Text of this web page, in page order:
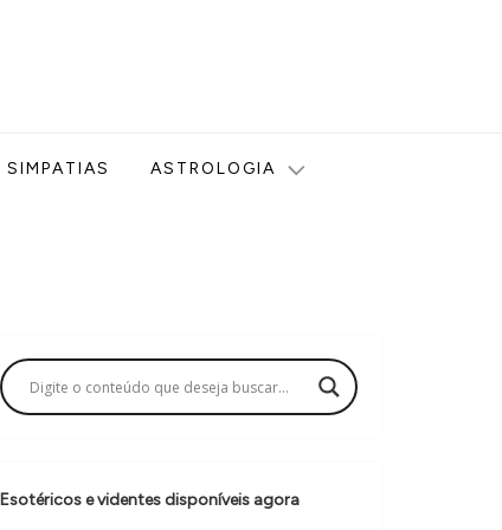
SIMPATIAS ASTROLOGIA
Esotéricos e videntes disponíveis agora